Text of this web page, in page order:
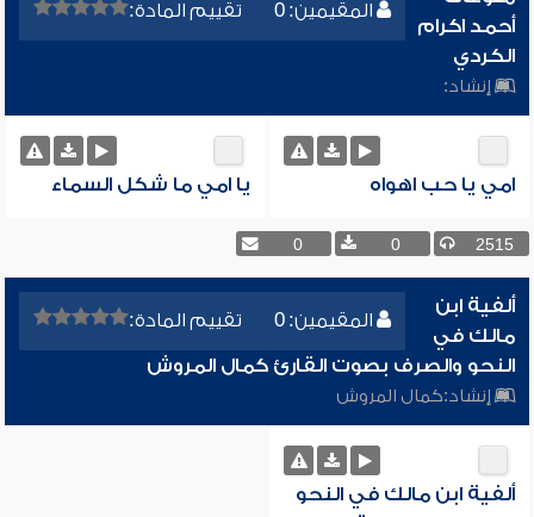
المقيمين: 0 تقييم المادة:
أحمد اكرام
الكردي
إنشاد:
امي يا حب اهواه يا امي ما شكل السماء
2515
0
0
المقيمين: 0 تقييم المادة:
ألفية ابن
مالك في
النحو والصرف بصوت القارئ كمال المروش
إنشاد:كمال المروش
ألفية ابن مالك في النحو